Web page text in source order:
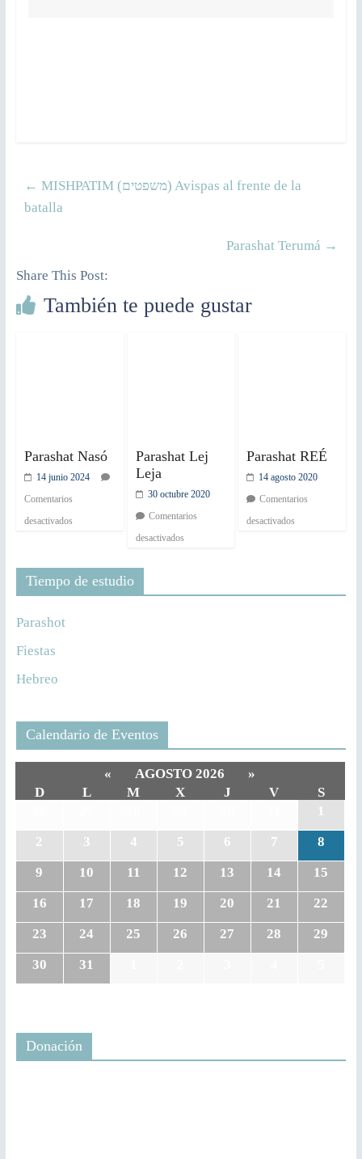
← MISHPATIM (משפטים) Avispas al frente de la
batalla
Parashat Terumá →
Share This Post:
También te puede gustar
Parashat Nasó
14 junio 2024
Comentarios
desactivados
Parashat Lej
Leja
30 octubre 2020
Comentarios
desactivados
Parashat REÉ
14 agosto 2020
Comentarios
desactivados
Tiempo de estudio
Parashot
Fiestas
Hebreo
Calendario de Eventos
« AGOSTO 2026
»
D
L M X J V
S
1
2
3 4 5 6 7
8
9
10 11 12 13 14
15
16
17 18 19 20 21
22
23
24 25 26 27 28
29
30
31
Donación